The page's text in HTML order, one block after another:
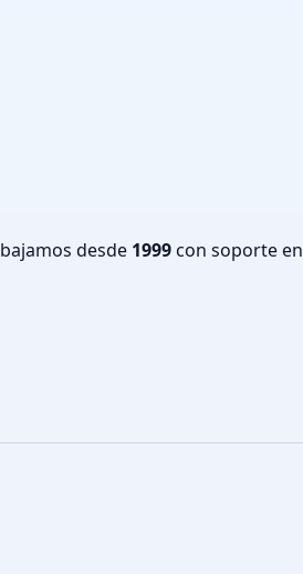
desde 1999con soporte en